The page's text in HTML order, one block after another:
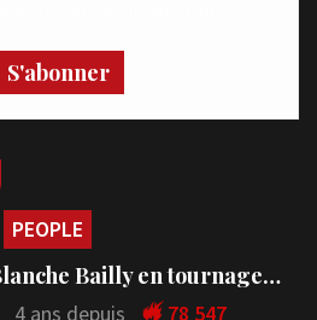
S'abonner
PEOPLE
Bailly en tournage…
4 ans depuis 78 547